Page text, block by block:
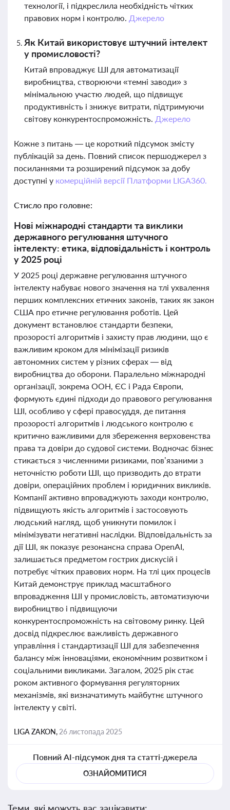
технології, і підкреслила необхідність чітких
правових норм і контролю. Джерело
Як Китай використовує штучний інтелект
у промисловості?
Китай впроваджує ШІ для автоматизації
виробництва, створюючи «темні заводи» з
мінімальною участю людей, що підвищує
продуктивність і знижує витрати, підтримуючи
світову конкурентоспроможність. Джерело
Кожне з питань — це короткий підсумок змісту
публікацій за день. Повний список першоджерел з
посиланнями та розширений підсумок за добу
доступні у комерційній версії Платформи LIGA360.
Стисло про головне:
Нові міжнародні стандарти та виклики
державного регулювання штучного
інтелекту: етика, відповідальність і контроль
у 2025 році
У 2025 році державне регулювання штучного
інтелекту набуває нового значення на тлі ухвалення
перших комплексних етичних законів, таких як закон
США про етичне регулювання роботів. Цей
документ встановлює стандарти безпеки,
прозорості алгоритмів і захисту прав людини, що є
важливим кроком для мінімізації ризиків
автономних систем у різних сферах — від
виробництва до оборони. Паралельно міжнародні
організації, зокрема ООН, ЄС і Рада Європи,
формують єдині підходи до правового регулювання
ШІ, особливо у сфері правосуддя, де питання
прозорості алгоритмів і людського контролю є
критично важливими для збереження верховенства
права та довіри до судової системи. Водночас бізнес
стикається з численними ризиками, пов’язаними з
неточністю роботи ШІ, що призводить до втрати
довіри, операційних проблем і юридичних викликів.
Компанії активно впроваджують заходи контролю,
підвищують якість алгоритмів і застосовують
людський нагляд, щоб уникнути помилок і
мінімізувати негативні наслідки. Відповідальність за
дії ШІ, як показує резонансна справа OpenAI,
залишається предметом гострих дискусій і
потребує чітких правових норм. На тлі цих процесів
Китай демонструє приклад масштабного
впровадження ШІ у промисловість, автоматизуючи
виробництво і підвищуючи
конкурентоспроможність на світовому ринку. Цей
досвід підкреслює важливість державного
управління і стандартизації ШІ для забезпечення
балансу між інноваціями, економічним розвитком і
соціальними викликами. Загалом, 2025 рік стає
роком активного формування регуляторних
механізмів, які визначатимуть майбутнє штучного
інтелекту у світі.
LIGA ZAKON, 26 листопада 2025
Повний AI-підсумок дня та статті-джерела
ОЗНАЙОМИТИСЯ